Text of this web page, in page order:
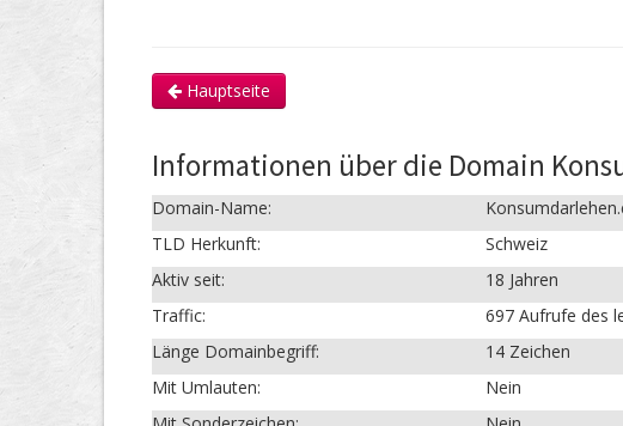
Hauptseite
Informationen über die Domain
Domain-Name:
TLD Herkunft:
Schweiz
Aktiv seit:
18 Jahren
Traffic:
697 Aufrufe des
Länge Domainbegriff:
14 Zeichen
Mit Umlauten:
Nein